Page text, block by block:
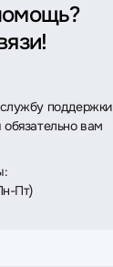
поддержки
вам
Пт)